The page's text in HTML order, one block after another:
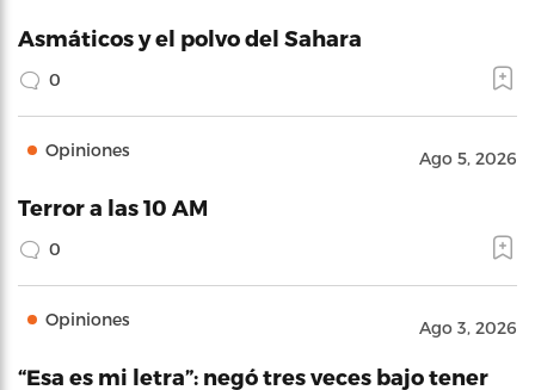
Asmáticos y el polvo del Sahara
0
Opiniones Ago 5, 2026
Terror a las 10 AM
0
Opiniones Ago 3, 2026
“Esa es mi letra”: negó tres veces bajo tener